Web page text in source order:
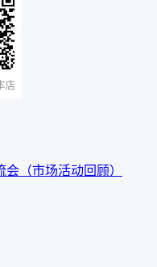
（市场活动回顾）